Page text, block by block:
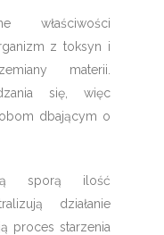
właściwości
z toksyn i
materii.
się, więc
dbającym o
sporą ilość
działanie
proces starzenia